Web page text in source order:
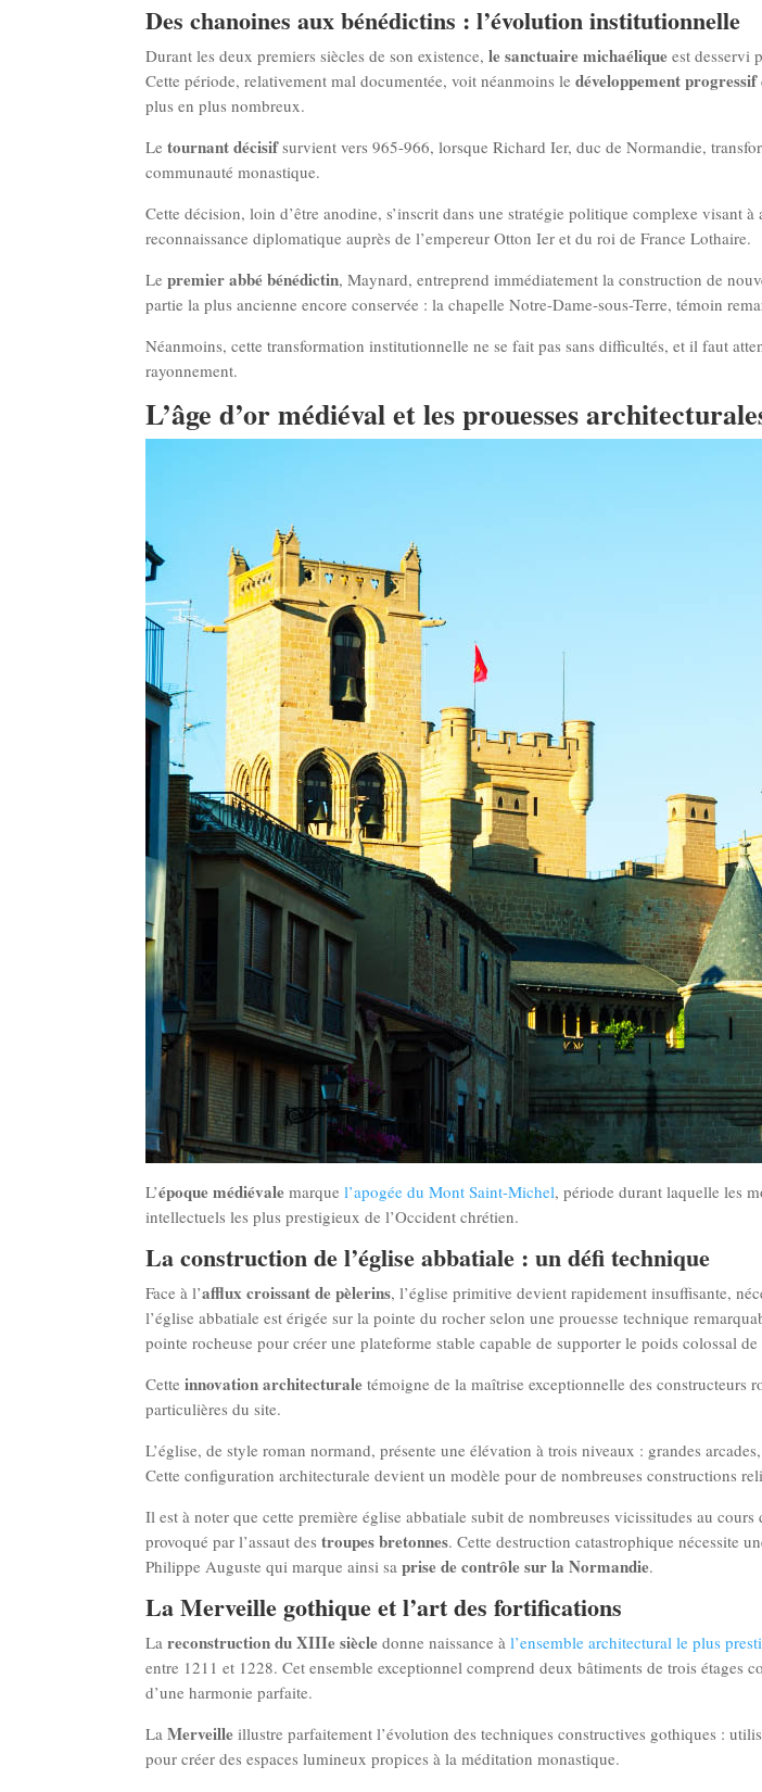
Des chanoines aux bénédictins : l’évolution institutionnelle
Durant les deux premiers siècles de son existence,le sanctuaire michaélique est desservi
Cette période, relativement mal documentée, voit néanmoins ledéveloppement progressif
plus en plus nombreux.
Letournant décisifsurvient vers 965-966, lorsque Richard Ier, duc de Normandie,
communauté monastique.
Cette décision, loin d’être anodine, s’inscrit dans une stratégie politique complexe visant
reconnaissance diplomatique auprès de l’empereur Otton Ier et du roi de France Lothaire.​
Lepremier abbé bénédictin, Maynard, entreprend immédiatement la construction de
partie la plus ancienne encore conservée : la chapelle Notre-Dame-sous-Terre, témoin
Néanmoins, cette transformation institutionnelle ne se fait pas sans difficultés, et il faut
rayonnement.​
L’âge d’or médiéval et les prouesses
L’époque médiévale marquel’apogée du Mont Saint-Michel, période durant laquelle les
intellectuels les plus prestigieux de l’Occident chrétien.
La construction de l’église abbatiale : un défi technique
Face à l’afflux croissant de pèlerins, l’église primitive devient rapidement insuffisante,
l’église abbatiale est érigée sur la pointe du rocher selon une prouesse technique
pointe rocheuse pour créer une plateforme stable capable de supporter le poids colossal de
Cetteinnovation architecturale témoigne de la maîtrise exceptionnelle des constructeurs
particulières du site.
L’église, de style roman normand, présente une élévation à trois niveaux : grandes
Cette configuration architecturale devient un modèle pour de nombreuses constructions
Il est à noter que cette première église abbatiale subit de nombreuses vicissitudes au
provoqué par l’assaut destroupes bretonnes. Cette destruction catastrophique nécessite
Philippe Auguste qui marque ainsi saprise de contrôle sur la Normandie.
La Merveille gothique et l’art des fortifications
Lareconstruction du XIIIe siècle donne naissance àl’ensemble architectural le plus
entre 1211 et 1228. Cet ensemble exceptionnel comprend deux bâtiments de trois
d’une harmonie parfaite.​
LaMerveille illustre parfaitement l’évolution des techniques constructives gothiques :
pour créer des espaces lumineux propices à la méditation monastique.